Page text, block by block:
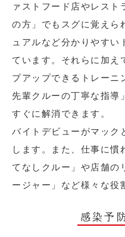
ァストフード店やレスト
の方」でもスグに覚えら
ュアルなど分かりやすい
ています。それらに加え
プアップできるトレーニ
先輩クルーの丁寧な指導
すぐに解消できます。
バイトデビューがマック
します。また、仕事に慣
てなしクルー」や店舗の
ージャー」など様々な役
感染予